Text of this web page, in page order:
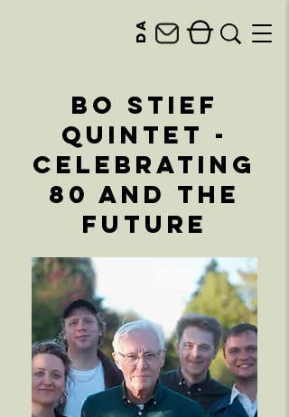
da
Bo Stief
Quintet -
Celebrating
80 and the
future